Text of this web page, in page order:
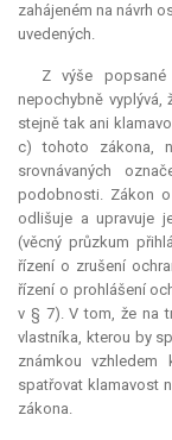
zahájeném na návrh
uvedených.
Z výše popsané
nepochybně
stejně tak ani
c) tohoto zákona,
srovnávaných
podobnosti. Zákon
odlišuje a upravuje
(věcný průzkum
řízení o zrušení
řízení o prohlášení
v § 7). V tom, že na
vlastníka, kterou by
známkou
spatřovat klamavost
zákona.